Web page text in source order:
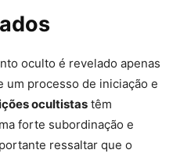
oculto é revelado apenas
um processo de iniciação e
ocultistas têm
forte subordinação e
ressaltar que o